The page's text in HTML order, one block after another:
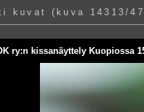
kuvat (kuva 14313/
ry:n kissanäyttely Kuopiossa